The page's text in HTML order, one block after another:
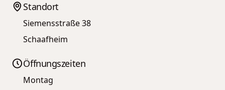
Standort
Siemensstraße 38
Schaafheim
Öffnungszeiten
Montag